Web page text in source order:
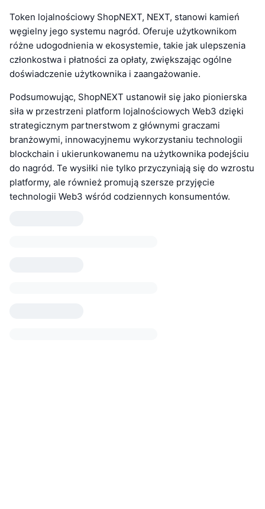
Token lojalnościowy ShopNEXT, NEXT, stanowi kamień
węgielny jego systemu nagród. Oferuje użytkownikom
różne udogodnienia w ekosystemie, takie jak ulepszenia
członkostwa i płatności za opłaty, zwiększając ogólne
doświadczenie użytkownika i zaangażowanie.
Podsumowując, ShopNEXT ustanowił się jako pionierska
siła w przestrzeni platform lojalnościowych Web3 dzięki
strategicznym partnerstwom z głównymi graczami
branżowymi, innowacyjnemu wykorzystaniu technologii
blockchain i ukierunkowanemu na użytkownika podejściu
do nagród. Te wysiłki nie tylko przyczyniają się do wzrostu
platformy, ale również promują szersze przyjęcie
technologii Web3 wśród codziennych konsumentów.